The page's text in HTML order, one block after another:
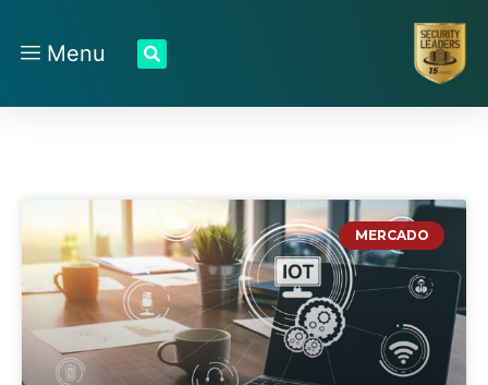
Menu
MERCADO